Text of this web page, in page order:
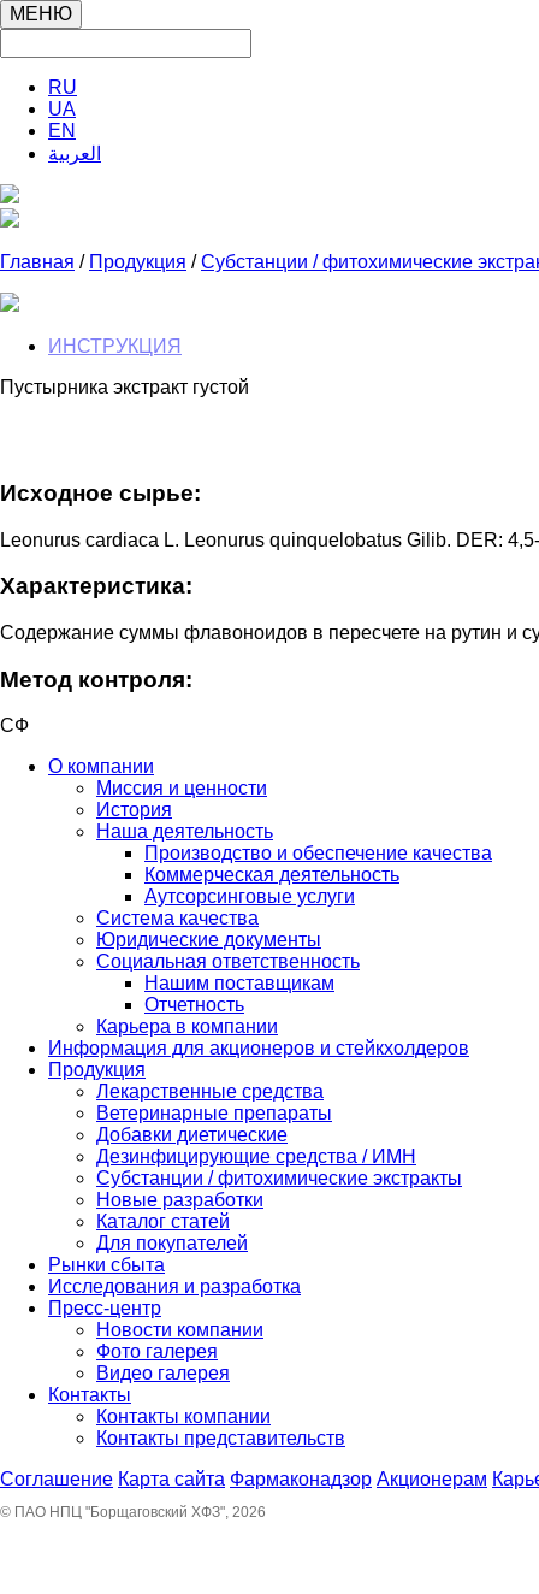
МЕНЮ
RU
UA
EN
العربية
Главная / Продукция /Субстанции / фитохимические
ИНСТРУКЦИЯ
Пустырника экстракт густой
Исходное сырье:
Leonurus cardiaca L. Leonurus quinquelobatus Gilib. DER:
Характеристика:
Содержание суммы флавоноидов в пересчете на рутин и
Метод контроля:
СФ
О компании
Миссия и ценности
История
Наша деятельность
Производство и обеспечение качества
Коммерческая деятельность
Аутсорсинговые услуги
Система качества
Юридические документы
Социальная ответственность
Нашим поставщикам
Отчетность
Карьера в компании
Информация для акционеров и стейкхолдеров
Продукция
Лекарственные средства
Ветеринарные препараты
Добавки диетические
Дезинфицирующие средства / ИМН
Субстанции / фитохимические экстракты
Новые разработки
Каталог статей
Для покупателей
Рынки сбыта
Исследования и разработка
Пресс-центр
Новости компании
Фото галерея
Видео галерея
Контакты
Контакты компании
Контакты представительств
Соглашение Карта сайта Фармаконадзор Акционерам
© ПАО НПЦ "Борщаговский ХФЗ", 2026